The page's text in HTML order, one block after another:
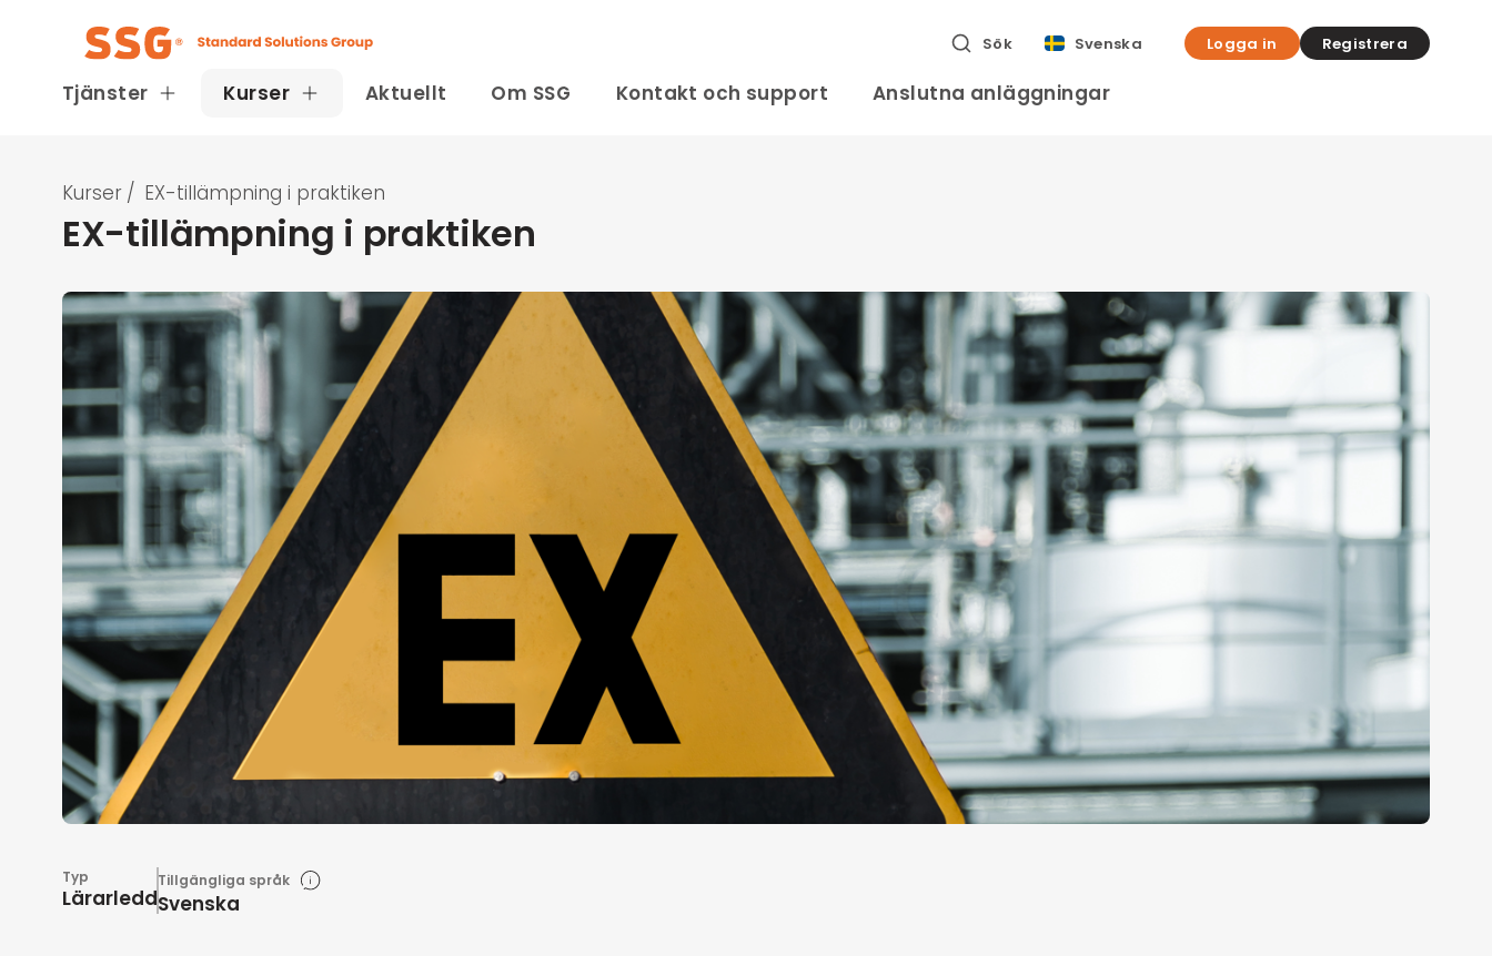
Sök Svenska Logga in Registrera
Tjänster Kurser Aktuellt Om SSG Kontakt och support Anslutna anläggningar
Kurser / EX-tillämpning i praktiken
EX-tillämpning i praktiken
Typ
Lärarledd
Tillgängliga språk
Svenska